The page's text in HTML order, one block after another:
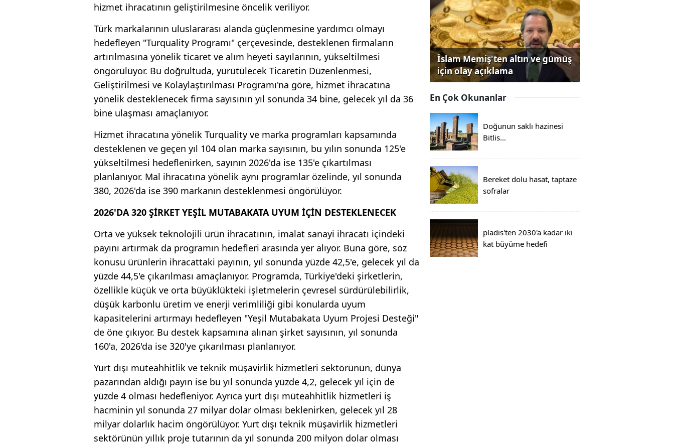
hizmet ihracatının geliştirilmesine öncelik veriliyor.
Türk markalarının uluslararası alanda güçlenmesine yardımcı olmayı
hedefleyen "Turquality Programı" çerçevesinde, desteklenen firmaların
artırılmasına yönelik ticaret ve alım heyeti sayılarının, yükseltilmesi
öngörülüyor. Bu doğrultuda, yürütülecek Ticaretin Düzenlenmesi,
Geliştirilmesi ve Kolaylaştırılması Programı'na göre, hizmet ihracatına
yönelik desteklenecek firma sayısının yıl sonunda 34 bine, gelecek yıl da 36
bine ulaşması amaçlanıyor.
Hizmet ihracatına yönelik Turquality ve marka programları kapsamında
desteklenen ve geçen yıl 104 olan marka sayısının, bu yılın sonunda 125'e
yükseltilmesi hedeflenirken, sayının 2026'da ise 135'e çıkartılması
planlanıyor. Mal ihracatına yönelik aynı programlar özelinde, yıl sonunda
380, 2026'da ise 390 markanın desteklenmesi öngörülüyor.
2026'DA 320 ŞİRKET YEŞİL MUTABAKATA UYUM İÇİN DESTEKLENECEK
Orta ve yüksek teknolojili ürün ihracatının, imalat sanayi ihracatı içindeki
payını artırmak da programın hedefleri arasında yer alıyor. Buna göre, söz
konusu ürünlerin ihracattaki payının, yıl sonunda yüzde 42,5'e, gelecek yıl da
yüzde 44,5'e çıkarılması amaçlanıyor. Programda, Türkiye'deki şirketlerin,
özellikle küçük ve orta büyüklükteki işletmelerin çevresel sürdürülebilirlik,
düşük karbonlu üretim ve enerji verimliliği gibi konularda uyum
kapasitelerini artırmayı hedefleyen "Yeşil Mutabakata Uyum Projesi Desteği"
de öne çıkıyor. Bu destek kapsamına alınan şirket sayısının, yıl sonunda
160'a, 2026'da ise 320'ye çıkarılması planlanıyor.
Yurt dışı müteahhitlik ve teknik müşavirlik hizmetleri sektörünün, dünya
pazarından aldığı payın ise bu yıl sonunda yüzde 4,2, gelecek yıl için de
yüzde 4 olması hedefleniyor. Ayrıca yurt dışı müteahhitlik hizmetleri iş
hacminin yıl sonunda 27 milyar dolar olması beklenirken, gelecek yıl 28
milyar dolarlık hacim öngörülüyor. Yurt dışı teknik müşavirlik hizmetleri
sektörünün yıllık proje tutarının da yıl sonunda 200 milyon dolar olması
İslam Memiş'ten altın ve gümüş
için olay açıklama
En Çok Okunanlar
Doğunun saklı hazinesi
Bitlis...
Bereket dolu hasat, taptaze
sofralar
pladis'ten 2030'a kadar iki
kat büyüme hedefi